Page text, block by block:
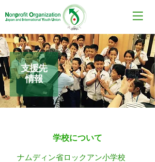
支援先
情報
学校について
​ナムディン省ロックアン小学校